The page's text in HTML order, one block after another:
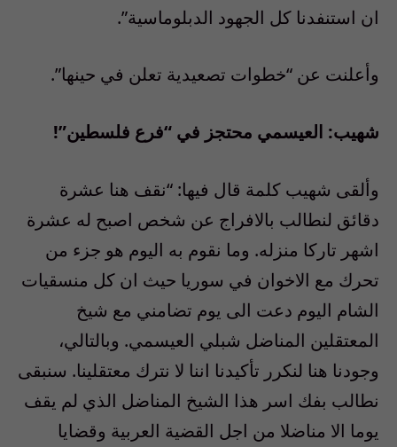
ان استنفدنا كل الجهود الدبلوماسية”.
وأعلنت عن “خطوات تصعيدية تعلن في حينها”.
شهيب: العيسمي محتجز في “فرع فلسطين”!
وألقى شهيب كلمة قال فيها: “نقف هنا عشرة
دقائق لنطالب بالافراج عن شخص اصبح له عشرة
اشهر تاركا منزله. وما نقوم به اليوم هو جزء من
تحرك مع الاخوان في سوريا حيث ان كل منسقيات
الشام اليوم دعت الى يوم تضامني مع شيخ
المعتقلين المناضل شبلي العيسمي. وبالتالي،
وجودنا هنا لنكرر تأكيدنا اننا لا نترك معتقلينا. سنبقى
نطالب بفك اسر هذا الشيخ المناضل الذي لم يقف
يوما الا مناضلا من اجل القضية العربية وقضايا